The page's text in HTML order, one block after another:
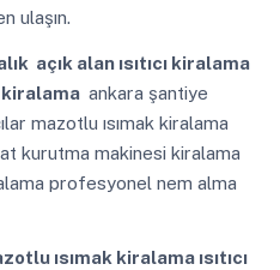
ulaşın.
açık alan ısıtıcı kiralama
kiralama ankara şantiye
mazotlu ısımak kiralama
kurutma makinesi kiralama
profesyonel nem alma
ısımak kiralama ısıtıcı